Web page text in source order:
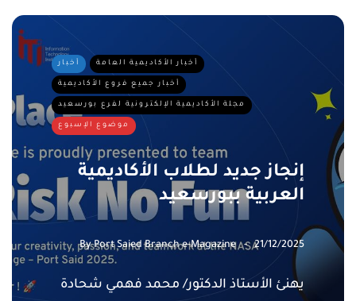
أخبار أخبار الأكاديمية العامة
أخبار جميع فروع الأكاديمية
مجلة الأكاديمية الإلكترونية لفرع بورسعيد
موضوع الإسبوع
إنجاز جديد لطلاب الأكاديمية
العربية ببورسعيد
ByPort Saied Branch e-Magazine 21/12/2025
​يهنئ الأستاذ الدكتور/ محمد فهمي شحادة